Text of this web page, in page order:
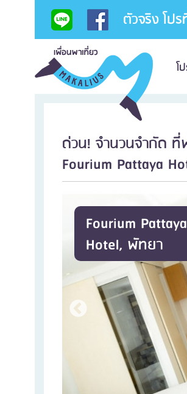
ตัวจริง โป
โ
ด่วน! จำนวนจำกัด
Fourium Pattaya
Fourium Pattaya
Hotel, พัทยา